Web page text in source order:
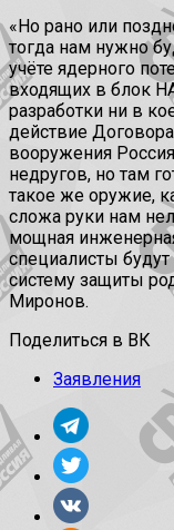
«Но рано или
тогда нам нужно
учёте ядерного
входящих в блок
разработки ни в
действие
вооружения
недругов, но там
такое же оружие,
сложа руки нам
мощная
специалисты
систему защиты
Миронов.
Поделиться в ВК
Заявления